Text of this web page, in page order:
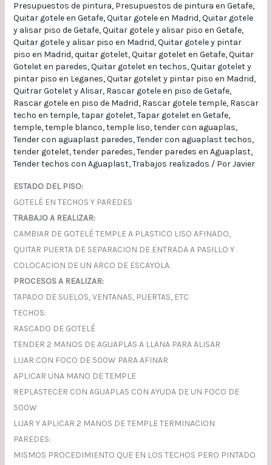
Presupuestos de pintura, Presupuestos de pintura en Getafe,
Quitar gotele en Getafe,Quitar gotele en Madrid,Quitar gotele
y alisar piso de Getafe,Quitar gotele y alisar piso en Getafe,
Quitar gotele y alisar piso en Madrid,Quitar gotele y pintar
piso en Madrid,quitar gotelet,Quitar gotelet en Getafe,Quitar
Gotelet en paredes,Quitar gotelet en techos,Quitar gotelet y
pintar piso en Leganes,Quitar gotelet y pintar piso en Madrid,
Quitrar Gotelet y Alisar, Rascar gotele en piso de Getafe,
Rascar gotele en piso de Madrid, Rascar gotele temple, Rascar
techo en temple,tapar gotelet,Tapar gotelet en Getafe,
temple,temple blanco,temple liso,tender con aguaplas,
Tender con aguaplast paredes,Tender con aguaplast techos,
tender gotelet,tender paredes,Tender paredes en Aguaplast,
Tender techos con Aguaplast,Trabajos realizados / PorJavier
ESTADO DEL PISO:
GOTELÉ EN TECHOS Y PAREDES
TRABAJO A REALIZAR:
CAMBIAR DE GOTELÉ TEMPLE A PLASTICO LISO AFINADO,
QUITAR PUERTA DE SEPARACION DE ENTRADA A PASILLO Y
COLOCACION DE UN ARCO DE ESCAYOLA.
PROCESOS A REALIZAR:
TAPADO DE SUELOS, VENTANAS, PUERTAS, ETC
TECHOS:
RASCADO DE GOTELÉ
TENDER 2 MANOS DE AGUAPLAS A LLANA PARA ALISAR
LIJAR CON FOCO DE 500W PARA AFINAR
APLICAR UNA MANO DE TEMPLE
REPLASTECER CON AGUAPLAS CON AYUDA DE UN FOCO DE
500W
LIJAR Y APLICAR 2 MANOS DE TEMPLE TERMINACION
PAREDES:
MISMOS PROCEDIMIENTO QUE EN LOS TECHOS PERO PINTADO